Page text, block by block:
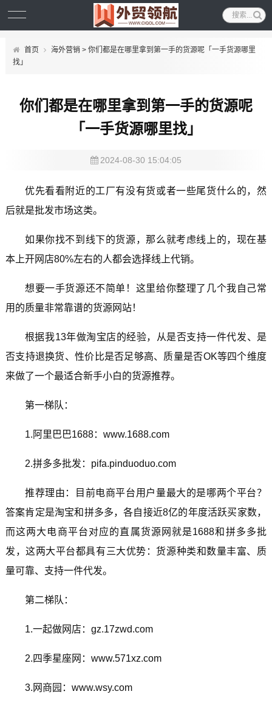
首页 海外营销 > 你们都是在哪里拿到第一手的货源呢「一手货源哪里
找」
你们都是在哪里拿到第一手的货源呢
「一手货源哪里找」
2024-08-30 15:04:05
优先看看附近的工厂有没有货或者一些尾货什么的，然
后就是批发市场这类。
如果你找不到线下的货源，那么就考虑线上的，现在基
本上开网店80%左右的人都会选择线上代销。
想要一手货源还不简单！这里给你整理了几个我自己常
用的质量非常靠谱的货源网站！
根据我13年做淘宝店的经验，从是否支持一件代发、是
否支持退换货、性价比是否足够高、质量是否OK等四个维度
来做了一个最适合新手小白的货源推荐。
第一梯队：
1.阿里巴巴1688：www.1688.com
2.拼多多批发：pifa.pinduoduo.com
推荐理由：目前电商平台用户量最大的是哪两个平台？
答案肯定是淘宝和拼多多，各自接近8亿的年度活跃买家数，
而这两大电商平台对应的直属货源网就是1688和拼多多批
发，这两大平台都具有三大优势：货源种类和数量丰富、质
量可靠、支持一件代发。
第二梯队：
1.一起做网店：gz.17zwd.com
2.四季星座网：www.571xz.com
3.网商园：www.wsy.com